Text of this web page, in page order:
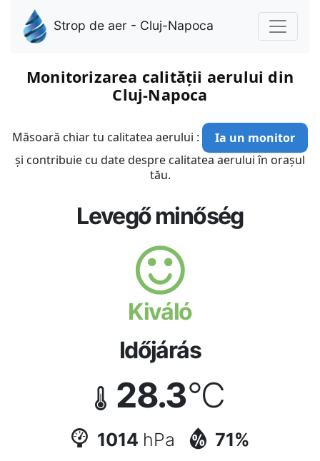
Strop de aer - Cluj-Napoca
Monitorizarea calității aerului din
Cluj-Napoca
Măsoară chiar tu calitatea aerului :
Ia un monitor
și contribuie cu date despre calitatea aerului în orașul
tău.
Levegő minőség
Kiváló
Időjárás
28.3°C
1014 hPa 71%